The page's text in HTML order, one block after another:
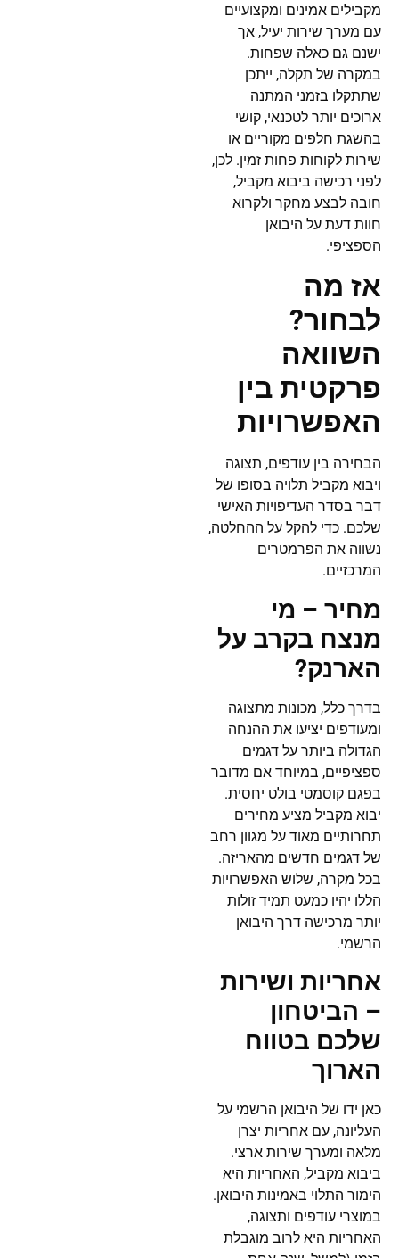
מקבילים אמינים ומקצועיים
עם מערך שירות יעיל, אך
ישנם גם כאלה שפחות.
במקרה של תקלה, ייתכן
שתתקלו בזמני המתנה
ארוכים יותר לטכנאי, קושי
בהשגת חלפים מקוריים או
שירות לקוחות פחות זמין. לכן,
לפני רכישה ביבוא מקביל,
חובה לבצע מחקר ולקרוא
חוות דעת על היבואן
הספציפי.
אז מה
לבחור?
השוואה
פרקטית בין
האפשרויות
הבחירה בין עודפים, תצוגה
ויבוא מקביל תלויה בסופו של
דבר בסדר העדיפויות האישי
שלכם. כדי להקל על ההחלטה,
נשווה את הפרמטרים
המרכזיים.
מחיר – מי
מנצח בקרב על
הארנק?
בדרך כלל, מכונות מתצוגה
ומעודפים יציעו את ההנחה
הגדולה ביותר על דגמים
ספציפיים, במיוחד אם מדובר
בפגם קוסמטי בולט יחסית.
יבוא מקביל מציע מחירים
תחרותיים מאוד על מגוון רחב
של דגמים חדשים מהאריזה.
בכל מקרה, שלוש האפשרויות
הללו יהיו כמעט תמיד זולות
יותר מרכישה דרך היבואן
הרשמי.
אחריות ושירות
– הביטחון
שלכם בטווח
הארוך
כאן ידו של היבואן הרשמי על
העליונה, עם אחריות יצרן
מלאה ומערך שירות ארצי.
ביבוא מקביל, האחריות היא
הימור התלוי באמינות היבואן.
במוצרי עודפים ותצוגה,
האחריות היא לרוב מוגבלת